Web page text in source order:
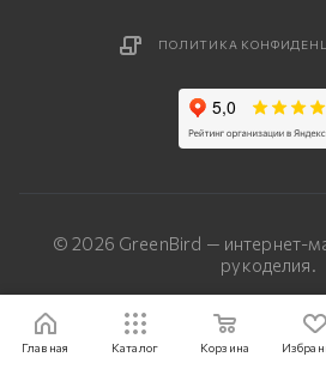
ПОЛИТИКА
© 2026 GreenBird — интернет-
рукоделия.
Разработка сайта —
Главная Каталог Корзина